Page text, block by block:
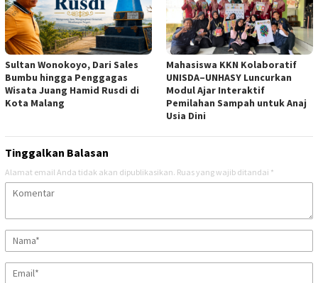
Sultan Wonokoyo, Dari Sales
Bumbu hingga Penggagas
Wisata Juang Hamid Rusdi di
Kota Malang
Mahasiswa KKN Kolaboratif
UNISDA–UNHASY Luncurkan
Modul Ajar Interaktif
Pemilahan Sampah untuk Anaj
Usia Dini
Tinggalkan Balasan
Alamat email Anda tidak akan dipublikasikan. Ruas yang wajib ditandai *